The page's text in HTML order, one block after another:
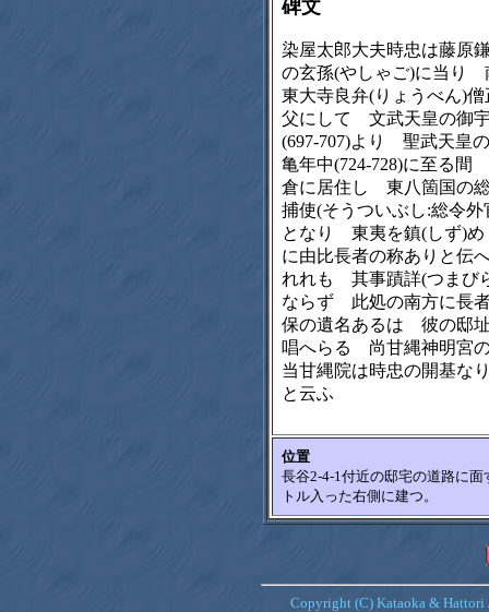
碑文
染屋太郎大夫時忠は藤原
の玄孫(やしゃご)に当り
東大寺良弁(りょうべん)僧
父にして 文武天皇の御
(697‐707)より 聖武天皇
亀年中(724‐728)に至る間
倉に居住し 東八箇国の
捕使(そうついぶし:総令外
となり 東夷を鎮(しず)
に由比長者の称ありと伝
れれも 其事蹟詳(つまび
ならず 此処の南方に長
保の遺名あるは 彼の邸
唱へらる 尚甘縄神明宮
当甘縄院は時忠の開基な
と云ふ
位置
長谷2-4-1付近の邸宅の道路に
トル入った右側に建つ。
Copyright (C) Kataoka & Hattori